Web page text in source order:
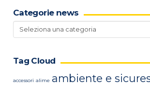
Categorie news
Categorie
news
Tag Cloud
accessori alime ambiente e